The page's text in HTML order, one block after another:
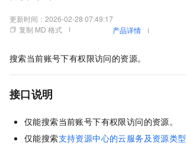
更新时间： 2026-02-28 07:49:17
复制 MD 格式
产品详情
搜索当前账号下有权限访问的资源。
接口说明
仅能搜索当前账号下有权限访问的资源。
仅能搜索支持资源中心的云服务及资源类型